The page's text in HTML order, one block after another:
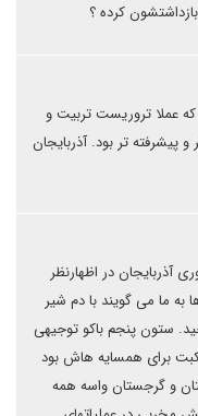
کرده ؟
عملا تروریست تربیت و
پیشرفته تر بود. آذربایجان
آذربایجان در اظهارنظر
به ما می گویند با دم شیر
ستون پنجم باکو توجیهی
برای همسایه هاش بود
و گرجستان واسه همه